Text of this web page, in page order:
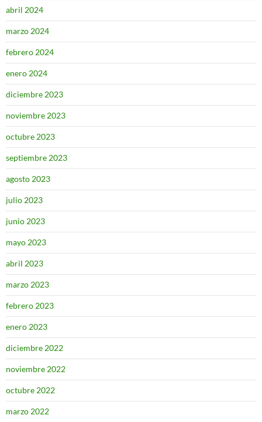
abril 2024
marzo 2024
febrero 2024
enero 2024
diciembre 2023
noviembre 2023
octubre 2023
septiembre 2023
agosto 2023
julio 2023
junio 2023
mayo 2023
abril 2023
marzo 2023
febrero 2023
enero 2023
diciembre 2022
noviembre 2022
octubre 2022
marzo 2022